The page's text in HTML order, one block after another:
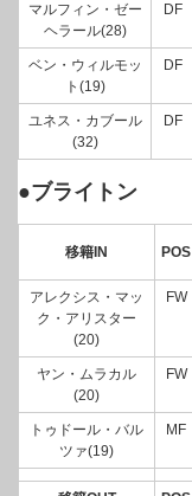
マルフィン・ゼー
ヘラール(28)
DF
ベン・ウィルモッ
ト(19)
DF
ユネス・カブール
(32)
DF
●ブライトン
移籍IN POS
アレクシス・マッ
ク・アリスター
(20)
FW
ヤン・ムラカル
(20)
FW
トゥドール・バル
ツァ(19)
MF